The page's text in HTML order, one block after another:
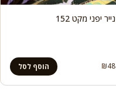
נייר יפני מקט 152
₪48 הוסף לסל